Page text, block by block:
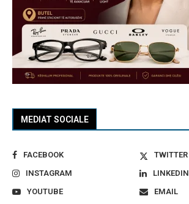
MEDIAT SOCIALE
FACEBOOK
TWITTER
INSTAGRAM
LINKEDIN
YOUTUBE
EMAIL